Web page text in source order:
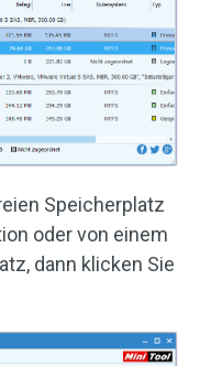
Speicherplatz
oder von einem
dann klicken Sie